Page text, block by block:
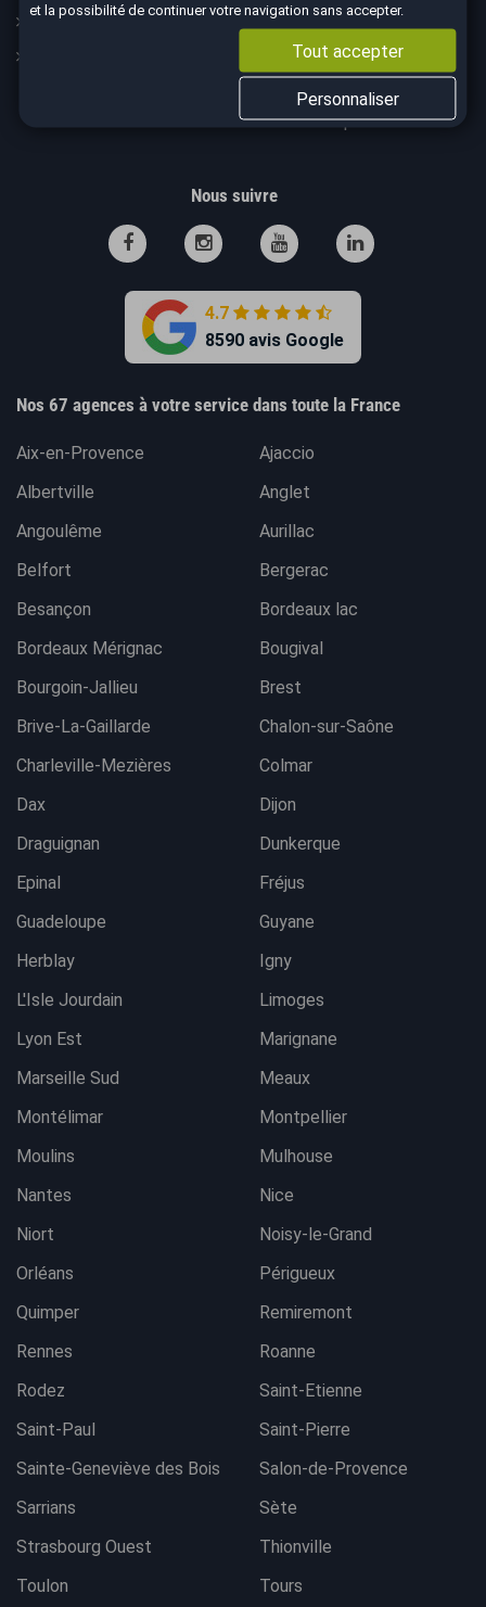
Assurance
Nos CGV
Mesures sanitaires
Mentions légales
Données personnelles
Nous suivre
4.7
8590 avis Google
Nos 67 agences à votre service dans toute la France
Aix-en-Provence
Ajaccio
Albertville
Anglet
Angoulême
Aurillac
Belfort
Bergerac
Besançon
Bordeaux lac
Bordeaux Mérignac
Bougival
Bourgoin-Jallieu
Brest
Brive-La-Gaillarde
Chalon-sur-Saône
Charleville-Mezières
Colmar
Dax
Dijon
Draguignan
Dunkerque
Epinal
Fréjus
Guadeloupe
Guyane
Herblay
Igny
L'Isle Jourdain
Limoges
Lyon Est
Marignane
Marseille Sud
Meaux
Montélimar
Montpellier
Moulins
Mulhouse
Nantes
Nice
Niort
Noisy-le-Grand
Orléans
Périgueux
Quimper
Remiremont
Rennes
Roanne
Rodez
Saint-Etienne
Saint-Paul
Saint-Pierre
Sainte-Geneviève des Bois
Salon-de-Provence
Sarrians
Sète
Strasbourg Ouest
Thionville
Toulon
Tours
et la possibilité de continuer votre navigation sans accepter.
Tout accepter
Personnaliser